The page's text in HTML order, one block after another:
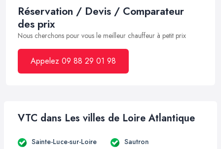
Réservation / Devis / Comparateur
des prix
Nous cherchons pour vous le meilleur chauffeur à petit prix
Appelez 09 88 29 01 98
VTC dans Les villes de Loire Atlantique
Sainte-Luce-sur-Loire Sautron